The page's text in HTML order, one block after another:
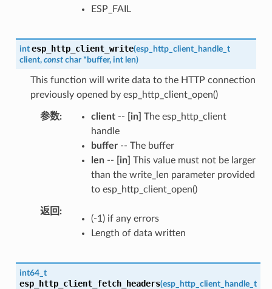
ESP_FAIL
int esp_http_client_write(esp_http_client_handle_t
client, const char * buffer, int len)
This function will write data to the HTTP connection
previously opened by esp_http_client_open()
参数 client-- [in] The esp_http_client
handle
buffer-- The buffer
len-- [in] This value must not be larger
than the write_len parameter provided
to esp_http_client_open()
返回
(-1) if any errors
Length of data written
int64_t
esp_http_client_fetch_headers(esp_http_client_handle_t